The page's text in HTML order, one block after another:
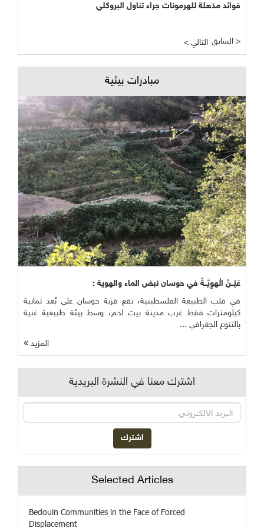
فوائد مذهلة للهرمونات جراء تناول البروكلي
< التالي السابق >
مبادرات بيئية
عَيْــنُ الْهوِيَّــةُ في حوسان نبض الماء والهوية :
في قلب الطبيعة الفلسطينية، تقع قرية حوسان على بُعد ثمانية
كيلومترات فقط غرب مدينة بيت لحم، وسط بيئة طبيعية غنية
بالتنوع الجغرافي ...
المزيد
اشترك معنا في النشرة البريدية
Selected Articles
Bedouin Communities in the Face of Forced
Displacement